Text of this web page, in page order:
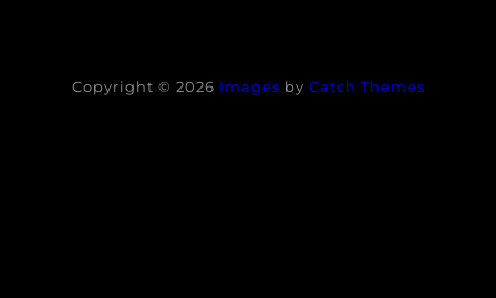
Copyright © 2026 Images by Catch Themes